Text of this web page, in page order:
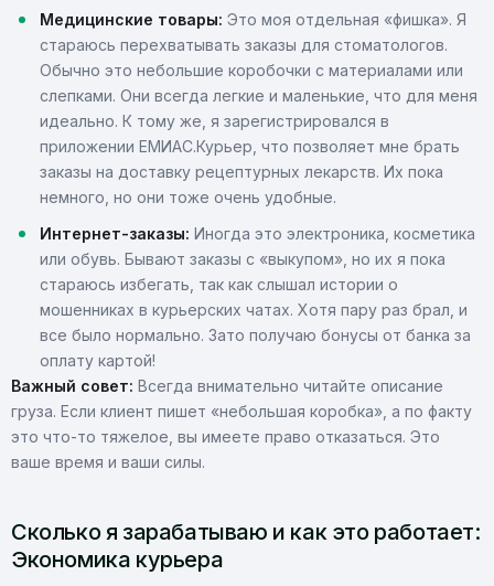
Медицинские товары: Это моя отдельная «фишка». Я
стараюсь перехватывать заказы для стоматологов.
Обычно это небольшие коробочки с материалами или
слепками. Они всегда легкие и маленькие, что для меня
идеально. К тому же, я зарегистрировался в
приложении ЕМИАС.Курьер, что позволяет мне брать
заказы на доставку рецептурных лекарств. Их пока
немного, но они тоже очень удобные.
Интернет-заказы: Иногда это электроника, косметика
или обувь. Бывают заказы с «выкупом», но их я пока
стараюсь избегать, так как слышал истории о
мошенниках в курьерских чатах. Хотя пару раз брал, и
все было нормально. Зато получаю бонусы от банка за
оплату картой!
Важный совет: Всегда внимательно читайте описание
груза. Если клиент пишет «небольшая коробка», а по факту
это что-то тяжелое, вы имеете право отказаться. Это
ваше время и ваши силы.
Сколько я зарабатываю и как это работает:
Экономика курьера